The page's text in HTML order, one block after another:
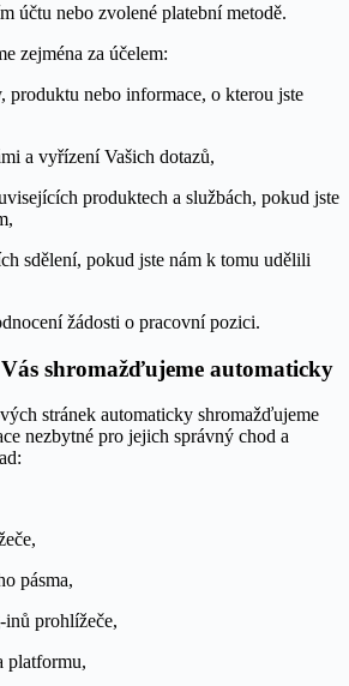
účtu nebo zvolené platební metodě.
zejména za účelem:
produktu nebo informace, o kterou jste
a vyřízení Vašich dotazů,
produktech a službách, pokud jste
sdělení, pokud jste nám k tomu udělili
žádosti o pracovní pozici.
shromažďujeme automaticky
stránek automaticky shromažďujeme
nezbytné pro jejich správný chod a
pásma,
prohlížeče,
platformu,